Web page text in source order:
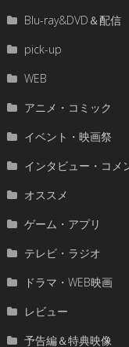
Blu-ray&DVD＆配信
pick-up
WEB
アニメ・コミック
イベント・映画祭
インタビュー・コメ
オススメ
ゲーム・アプリ
テレビ・ラジオ
ドラマ・WEB映画
レビュー
予告編＆特典映像